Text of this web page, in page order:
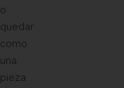
o
quedar
como
una
pieza